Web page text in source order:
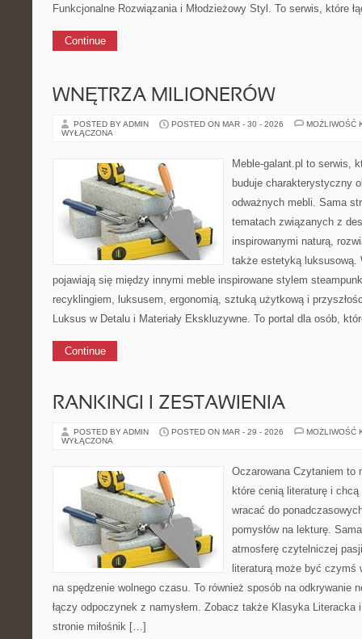
Funkcjonalne Rozwiązania i Młodzieżowy Styl. To serwis, które
Continue
WNĘTRZA MILIONERÓW
POSTED BY ADMIN POSTED ON MAR - 30 - 2026
MOŻLIWOŚĆ
WYŁĄCZONA
Meble-galant.pl to serwis,
buduje charakterystyczny
odważnych mebli. Sama
tematach związanych z
inspirowanymi naturą,
także estetyką luksusową.
pojawiają się między innymi meble inspirowane stylem
recyklingiem, luksusem, ergonomią, sztuką użytkową i
Luksus w Detalu i Materiały Ekskluzywne. To portal dla osób,
Continue
RANKINGI I ZESTAWIENIA
POSTED BY ADMIN POSTED ON MAR - 29 - 2026
MOŻLIWOŚĆ
WYŁĄCZONA
Oczarowana Czytaniem to
które cenią literaturę i chcą
wracać do
pomysłów na lekturę.
atmosferę czytelniczej
literaturą może być
na spędzenie wolnego czasu. To również sposób na odkrywanie
łączy odpoczynek z namysłem. Zobacz także Klasyka Literacka
stronie miłośnik […]